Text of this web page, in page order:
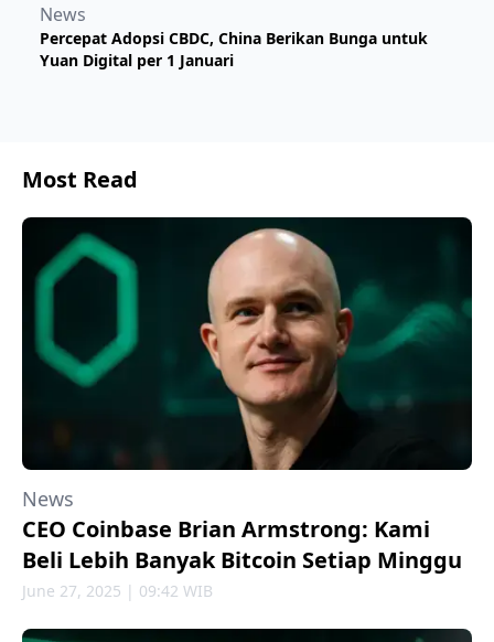
News
Percepat Adopsi CBDC, China Berikan Bunga untuk
Yuan Digital per 1 Januari
Most Read
News
CEO Coinbase Brian Armstrong: Kami
Beli Lebih Banyak Bitcoin Setiap Minggu
June 27, 2025 | 09:42 WIB